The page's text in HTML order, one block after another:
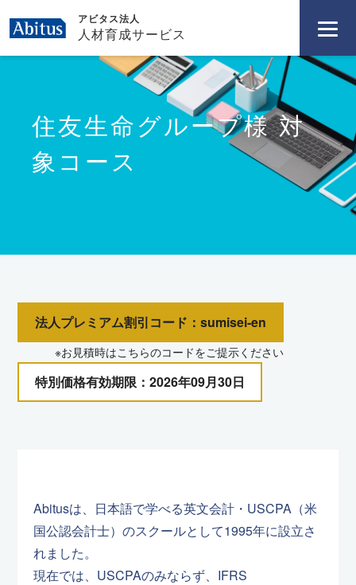
アビタス法人
人材育成サービス
住友生命グループ様 対
象コース
法人プレミアム割引コード：sumisei-en
※お見積時はこちらのコードをご提示ください
特別価格有効期限：2026年09月30日
Abitusは、日本語で学べる英文会計・USCPA（米
国公認会計士）のスクールとして1995年に設立さ
れました。
現在では、USCPAのみならず、IFRS